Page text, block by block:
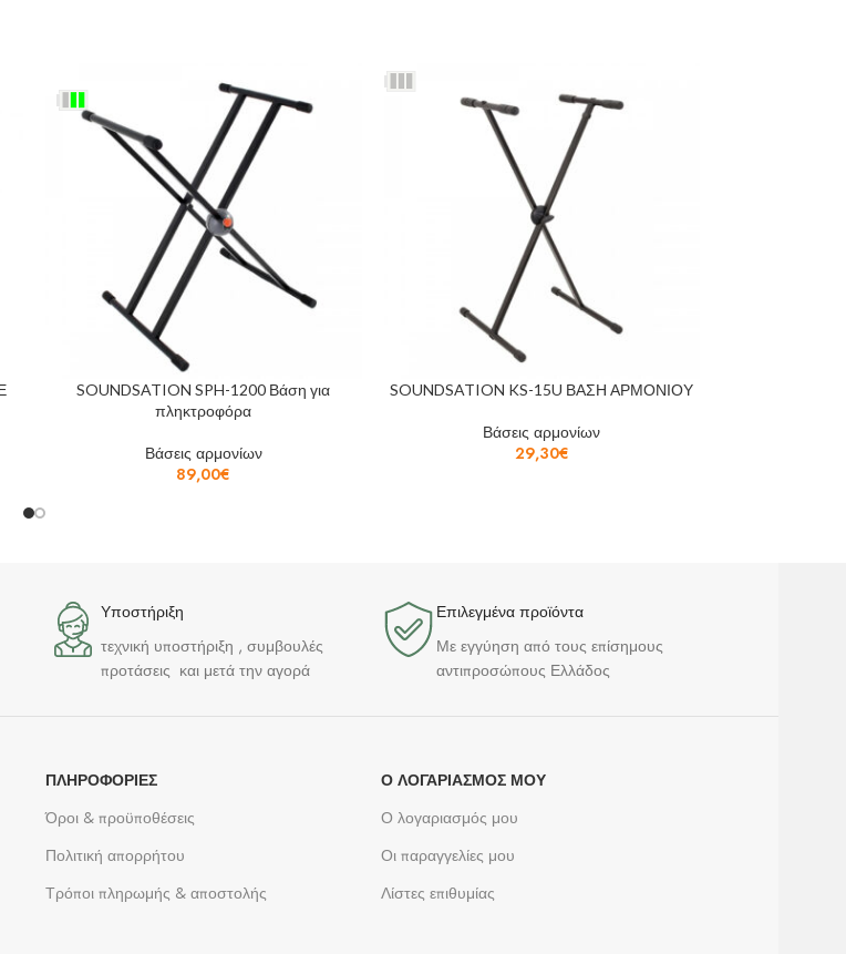
SOUNDSATION SPH-1200 Βάση για
πληκτροφόρα
Βάσεις αρμονίων
89,00€
SOUNDSATION KS-15U ΒΑΣΗ ΑΡΜΟΝΙΟΥ
Βάσεις αρμονίων
29,30€
Υποστήριξη
τεχνική υποστήριξη , συμβουλές
προτάσεις και μετά την αγορά
Επιλεγμένα προϊόντα​
Με εγγύηση από τους επίσημους
αντιπροσώπους Ελλάδος
ΠΛΗΡΟΦΟΡΊΕΣ
Όροι & προϋποθέσεις
Πολιτική απορρήτου
Τρόποι πληρωμής & αποστολής
Ο ΛΟΓΑΡΙΑΣΜΌΣ ΜΟΥ
Ο λογαριασμός μου
Οι παραγγελίες μου
Λίστες επιθυμίας